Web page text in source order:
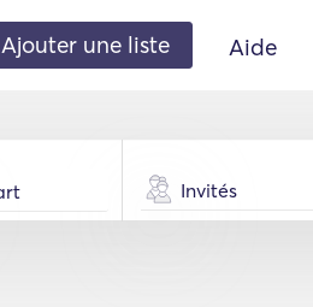
Ajouter une liste Aide
Invités